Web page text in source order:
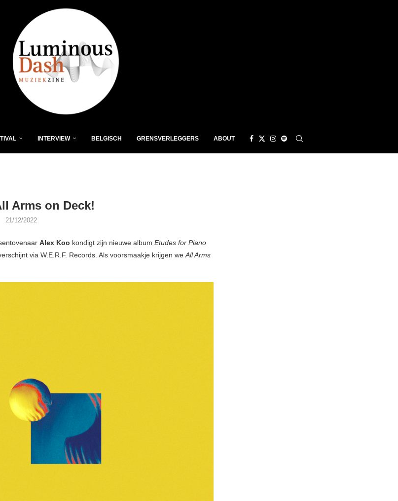
INTERVIEW BELGISCH GRENSVERLEGGERS ABOUT
Arms on Deck!
21/12/2022
Alex Koo kondigt zijn nieuwe album Etudes for Piano
via W.E.R.F. Records. Als voorsmaakje krijgen weAll Arms